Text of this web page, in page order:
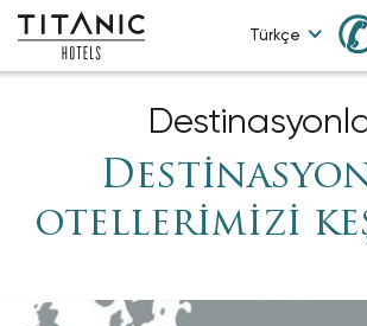
Türkçe
otellerimizi